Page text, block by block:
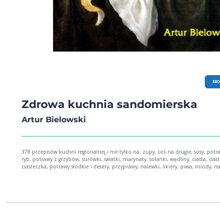
Zdrowa kuchnia sandomierska
Artur Bielowski
378 przepisów kuchni regionalnej i nie tylko na: zupy, coś na drugie, sosy,
ryb, potrawy z grzybów, surówki, sałatki, marynaty, solanki, wędliny, ciasta,
ciasteczka, potrawy słodkie i desery, przyprawy, nalewki, likiery, piwa, miody,